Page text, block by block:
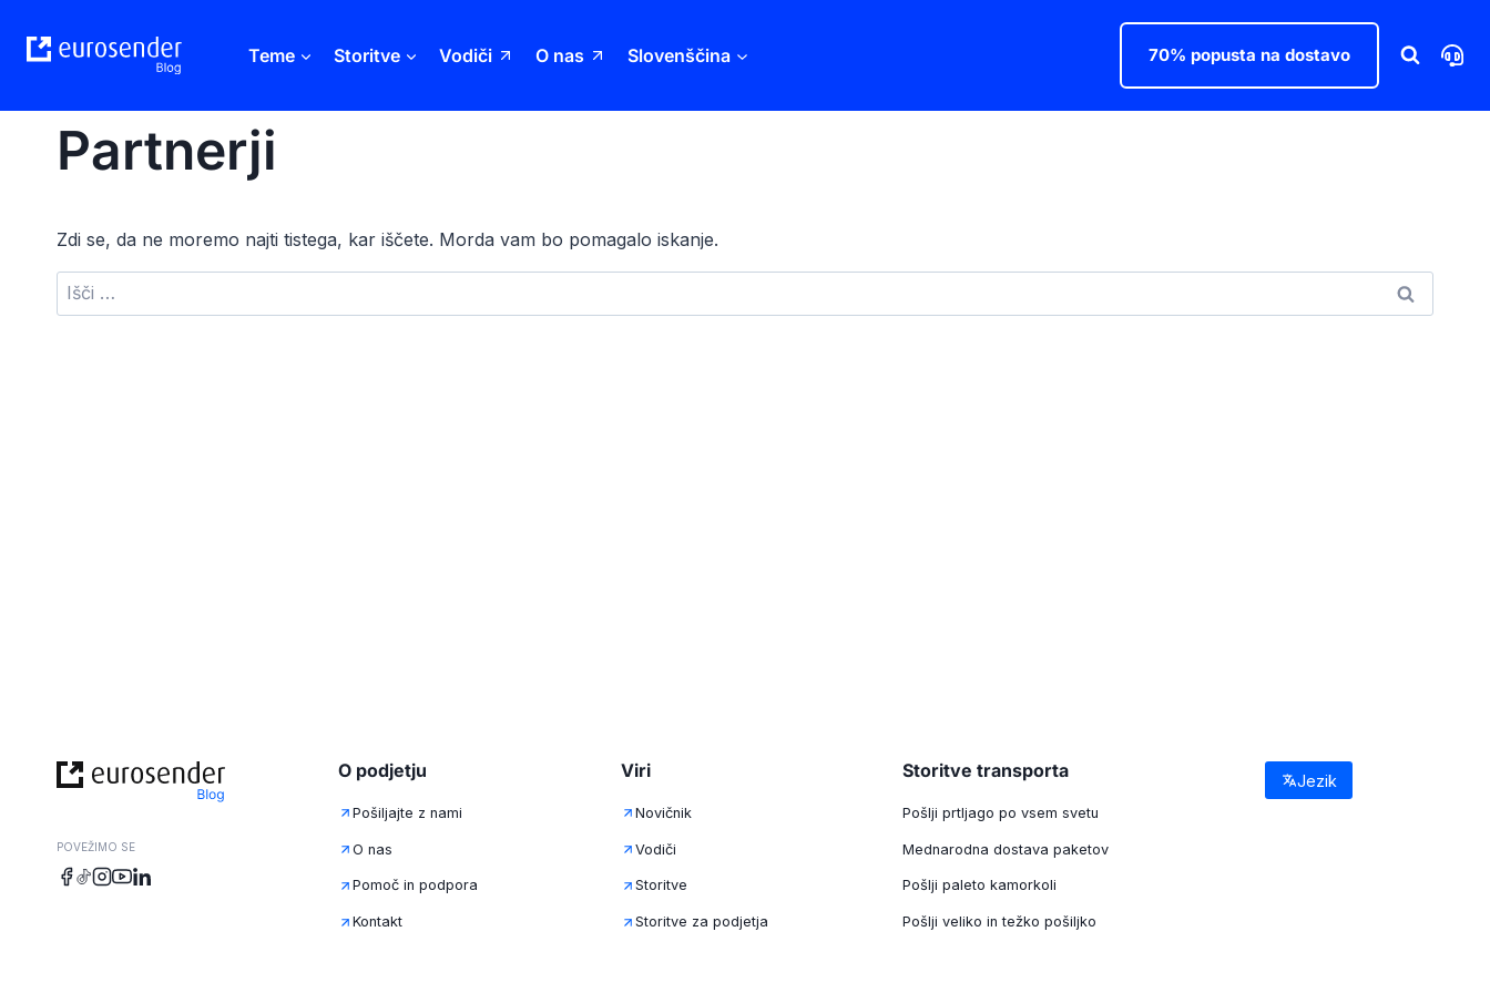
content
Teme Storitve Vodiči O nas Slovenščina 70% popusta na dostavo
Partnerji
Zdi se, da ne moremo najti tistega, kar iščete. Morda vam bo pomagalo iskanje.
Išči:
POVEŽIMO SE
O podjetju
Pošiljajte z nami
O nas
Pomoč in podpora
Kontakt
Viri
Novičnik
Vodiči
Storitve
Storitve za podjetja
Storitve transporta
Pošlji prtljago po vsem svetu
Mednarodna dostava paketov
Pošlji paleto kamorkoli
Pošlji veliko in težko pošiljko
Jezik